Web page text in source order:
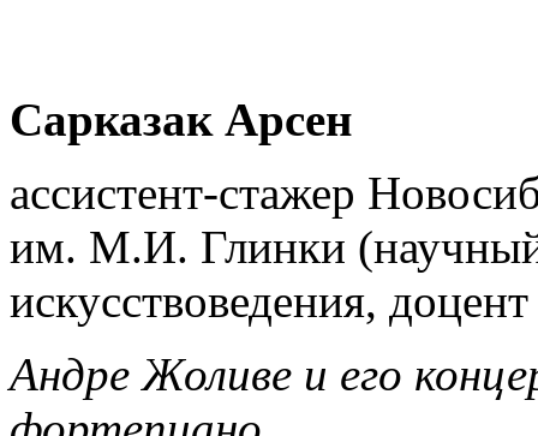
Сарказак Арсен
ассистент-стажер
им. М.И. Глинки (научный
искусствоведения,
Андре Жоливе и его